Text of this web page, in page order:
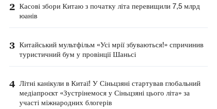
2 Касові збори Китаю з початку літа перевищили 7,5 млрд
юанів
3 Китайський мультфільм «Усі мрії збуваються!» спричинив
туристичний бум у провінції Шаньсі
4 Літні канікули в Китаї! У Сіньцзяні стартував глобальний
медіапроєкт «Зустрінемося у Сіньцзяні цього літа» за
участі міжнародних блогерів